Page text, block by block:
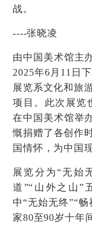
战。
----张晓凌
由中国美术馆主
2025年6月11日
展览系文化和旅
项目。此次展览
在中国美术馆举
慨捐赠了各创作
国情怀，为中国
展览分为“无始
道”“山外之山”
中“无始无终”“
家80至90岁十年